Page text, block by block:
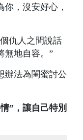
，沒安好心，
仇人之間說話
無地自容。”
辦法為閨蜜討公
”，讓自己特別